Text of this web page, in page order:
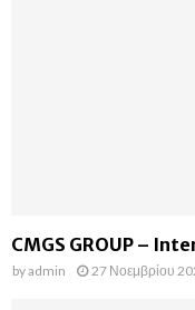
CMGS GROUP –
byadmin 27 Νοεμβρίου